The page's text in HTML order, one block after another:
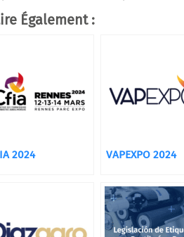
Également :
2024 VAPEXPO 2024